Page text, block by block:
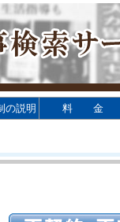
の説明 料 金